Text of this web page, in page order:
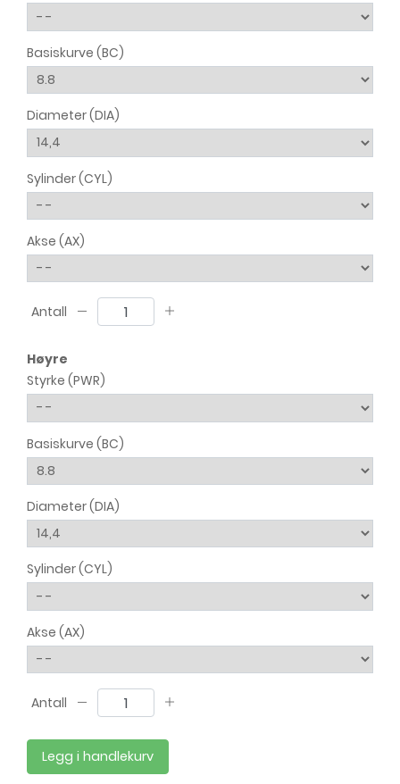
Basiskurve (BC)
Diameter (DIA)
Sylinder (CYL)
Akse (AX)
Antall
Høyre
Styrke (PWR)
Basiskurve (BC)
Diameter (DIA)
Sylinder (CYL)
Akse (AX)
Antall
Legg i handlekurv